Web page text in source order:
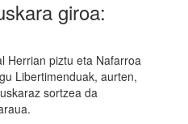
giroa:
Herrian piztu eta Nafarroa
Libertimenduak, aurten,
sortzea da